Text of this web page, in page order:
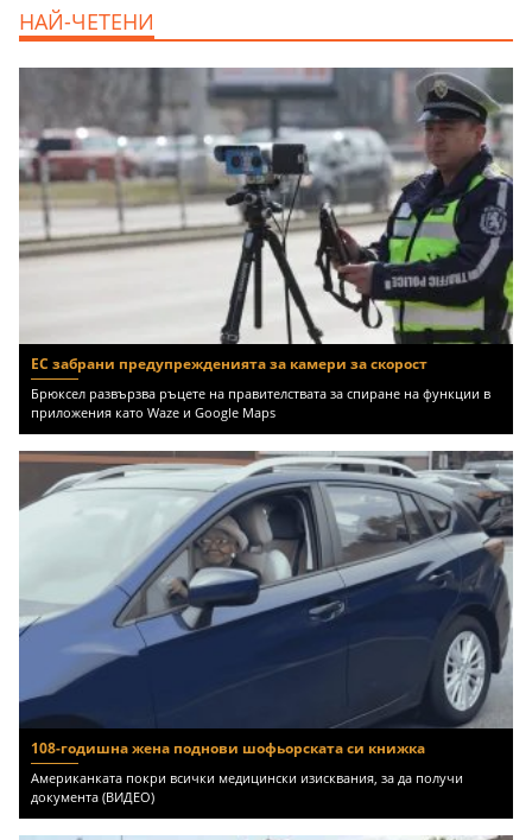
НАЙ-ЧЕТЕНИ
ЕС забрани предупрежденията за камери за скорост
Брюксел развързва ръцете на правителствата за спиране на функции в
приложения като Waze и Google Maps
108-годишна жена поднови шофьорската си книжка
Американката покри всички медицински изисквания, за да получи
документа (ВИДЕО)